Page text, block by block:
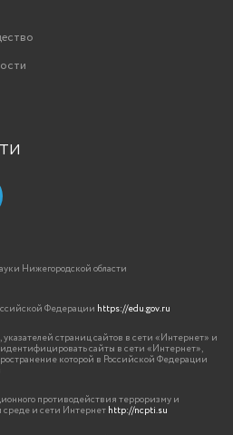
Нижегородской области
Федерации https://edu.gov.ru
страниц сайтов в сети «Интернет» и
сайты в сети «Интернет»,
которой в Российской Федерации
противодействия терроризму и
среде и сети Интернетhttp://ncpti.su